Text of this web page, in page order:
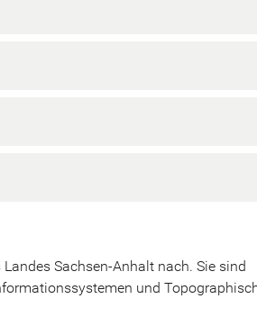
Sachsen-Anhalt nach. Sie sind
und